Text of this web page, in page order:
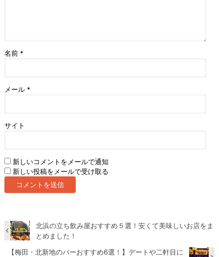
名前 *
メール *
サイト
新しいコメントをメールで通知
新しい投稿をメールで受け取る
北浜の立ち飲み屋おすすめ５選！安くて美味しいお店をま
とめました！
【梅田・北新地のバーおすすめ6選！】デートや二軒目に